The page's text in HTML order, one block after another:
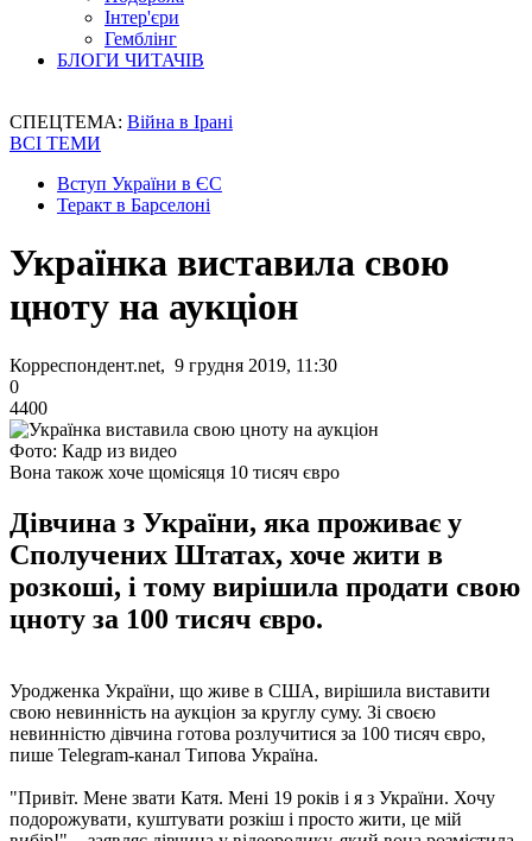
Інтер'єри
Гемблінг
БЛОГИ ЧИТАЧІВ
СПЕЦТЕМА: Війна в Ірані
ВСІ ТЕМИ
Вступ України в ЄС
Теракт в Барселоні
Українка виставила свою
цноту на аукціон
Корреспондент.net, 9 грудня 2019, 11:30
0
4400
Фото: Кадр из видео
Вона також хоче щомісяця 10 тисяч євро
Дівчина з України, яка проживає у
Сполучених Штатах, хоче жити в
розкоші, і тому вирішила продати свою
цноту за 100 тисяч євро.
Уродженка України, що живе в США, вирішила виставити
свою невинність на аукціон за круглу суму. Зі своєю
невинністю дівчина готова розлучитися за 100 тисяч євро,
пише Telegram-канал Типова Україна.
"Привіт. Мене звати Катя. Мені 19 років і я з України. Хочу
подорожувати, куштувати розкіш і просто жити, це мій